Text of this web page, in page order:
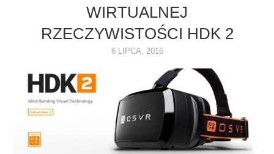
WIRTUALNEJ
RZECZYWISTOŚCI HDK 2
6 LIPCA, 2016